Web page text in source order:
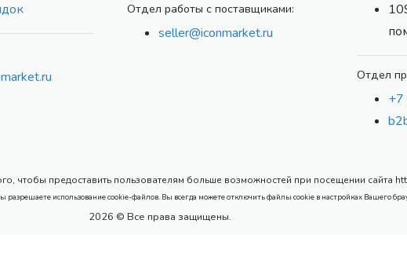
Отдел работы с поставщиками:
seller@iconmarket.ru
Отдел
чтобы предоставить пользователям больше возможностей при посещении сайта
разрешаете использование cookie-файлов. Вы всегда можете отключить файлы cookie в настройках Вашего
2026 © Все права защищены.